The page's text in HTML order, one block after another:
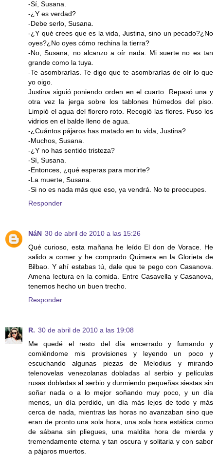
-Sí, Susana.
-¿Y es verdad?
-Debe serlo, Susana.
-¿Y qué crees que es la vida, Justina, sino un pecado?¿No
oyes?¿No oyes cómo rechina la tierra?
-No, Susana, no alcanzo a oír nada. Mi suerte no es tan
grande como la tuya.
-Te asombrarías. Te digo que te asombrarías de oír lo que
yo oigo.
Justina siguió poniendo orden en el cuarto. Repasó una y
otra vez la jerga sobre los tablones húmedos del piso.
Limpió el agua del florero roto. Recogió las flores. Puso los
vidrios en el balde lleno de agua.
-¿Cuántos pájaros has matado en tu vida, Justina?
-Muchos, Susana.
-¿Y no has sentido tristeza?
-Sí, Susana.
-Entonces, ¿qué esperas para morirte?
-La muerte, Susana.
-Si no es nada más que eso, ya vendrá. No te preocupes.
Responder
NáN 30 de abril de 2010 a las 15:26
Qué curioso, esta mañana he leído El don de Vorace. He
salido a comer y he comprado Quimera en la Glorieta de
Bilbao. Y ahí estabas tú, dale que te pego con Casanova.
Amena lectura en la comida. Entre Casavella y Casanova,
tenemos hecho un buen trecho.
Responder
R. 30 de abril de 2010 a las 19:08
Me quedé el resto del día encerrado y fumando y
comiéndome mis provisiones y leyendo un poco y
escuchando algunas piezas de Melodius y mirando
telenovelas venezolanas dobladas al serbio y películas
rusas dobladas al serbio y durmiendo pequeñas siestas sin
soñar nada o a lo mejor soñando muy poco, y un día
menos, un día perdido, un día más lejos de todo y más
cerca de nada, mientras las horas no avanzaban sino que
eran de pronto una sola hora, una sola hora estática como
de sábana sin pliegues, una maldita hora de mierda y
tremendamente eterna y tan oscura y solitaria y con sabor
a pájaros muertos.